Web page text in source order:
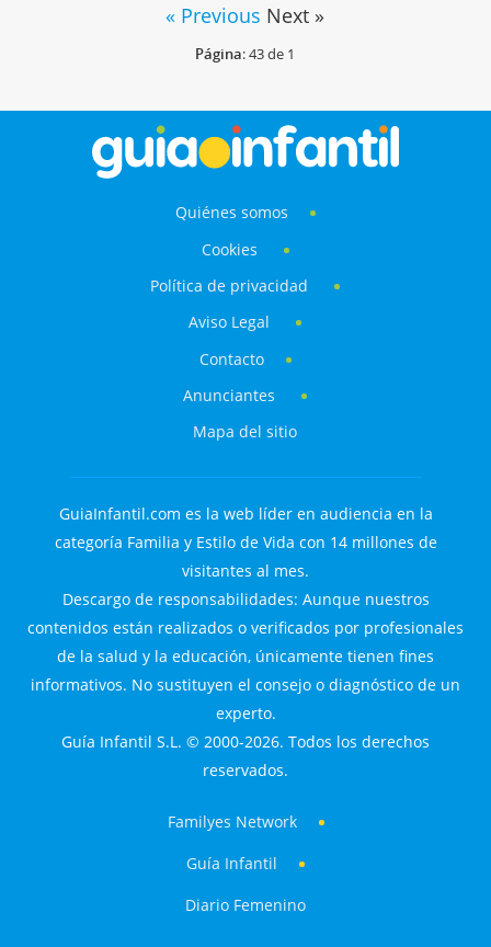
« Previous Next »
Página: 43 de 1
Quiénes somos
Cookies
Política de privacidad
Aviso Legal
Contacto
Anunciantes
Mapa del sitio
GuiaInfantil.com es la web líder en audiencia en la
categoría Familia y Estilo de Vida con 14 millones de
visitantes al mes.
Descargo de responsabilidades: Aunque nuestros
contenidos están realizados o verificados por profesionales
de la salud y la educación, únicamente tienen fines
informativos. No sustituyen el consejo o diagnóstico de un
experto.
Guía Infantil S.L. © 2000-2026. Todos los derechos
reservados.
Familyes Network
Guía Infantil
Diario Femenino